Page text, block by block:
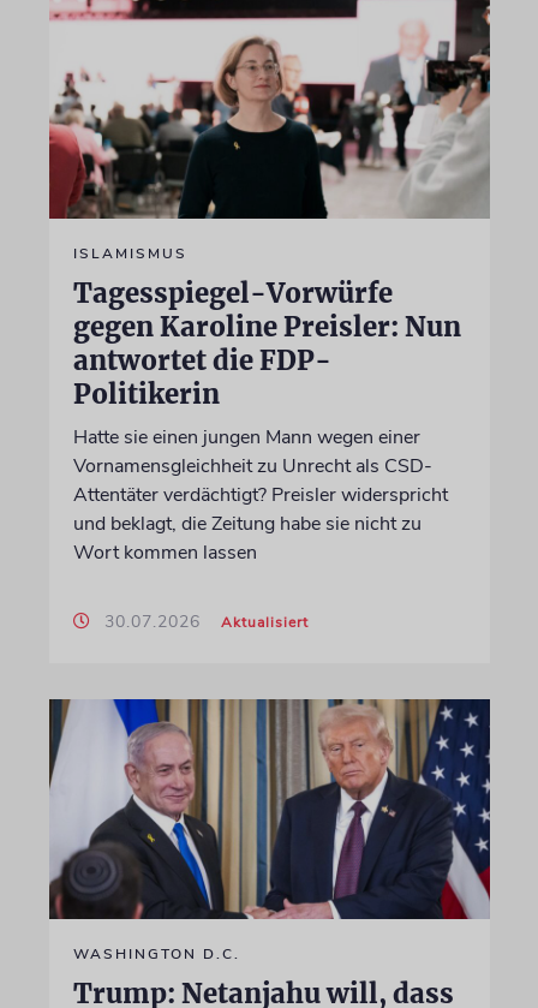
ISLAMISMUS
Tagesspiegel-Vorwürfe
gegen Karoline Preisler: Nun
antwortet die FDP-
Politikerin
Hatte sie einen jungen Mann wegen einer
Vornamensgleichheit zu Unrecht als CSD-
Attentäter verdächtigt? Preisler widerspricht
und beklagt, die Zeitung habe sie nicht zu
Wort kommen lassen
30.07.2026 Aktualisiert
WASHINGTON D.C.
Trump: Netanjahu will, dass